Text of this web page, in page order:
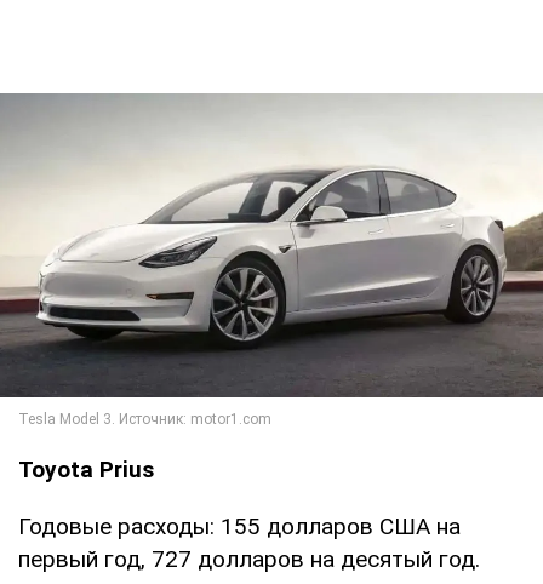
Toyota Prius
Годовые расходы: 155 долларов США на
первый год, 727 долларов на десятый год.